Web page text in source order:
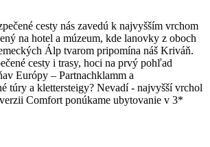
cesty nás zavedú k najvyšším vrchom
na hotel a múzeum, kde lanovky z oboch
Álp tvarom pripomína náš Kriváň.
cesty i trasy, hoci na prvý pohľad
Európy – Partnachklamm a
túry a klettersteigy? Nevadí - najvyšší vrchol
Comfort ponúkame ubytovanie v 3*